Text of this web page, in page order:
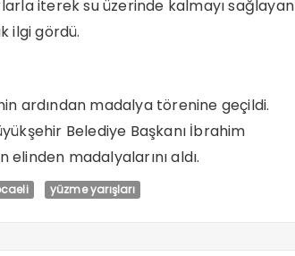
iterek su üzerinde kalmayı sağlayan
ilgi gördü.
ardından madalya törenine geçildi.
Belediye Başkanı İbrahim
madalyalarını aldı.
yüzme yarışları